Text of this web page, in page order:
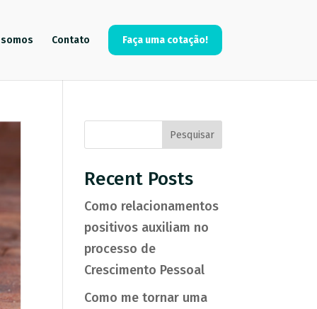
Contato Faça uma cotação!
Pesquisar
Recent Posts
Como relacionamentos
positivos auxiliam no
processo de
Crescimento Pessoal
Como me tornar uma